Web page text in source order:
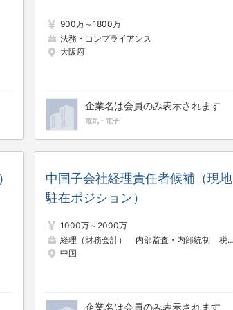
900万～1800万
法務・コンプライアンス
大阪府
企業名は会員のみ表示されます
電気・電子
中国子会社経理責任者候補（現地
駐在ポジション）
1000万～2000万
経理（財務会計）
内部監査・内部統制
税務
中国
企業名は会員のみ表示されます